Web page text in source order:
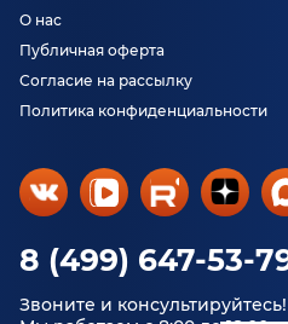
8 (499) 647-53-
Звоните и консультируйтесь!
О нас
Публичная оферта
Согласие на рассылку
Политика конфиденциальности